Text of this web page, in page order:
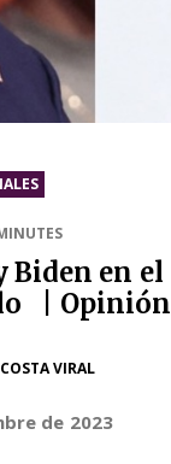
Biden en el
| Opinión
VIRAL
de 2023